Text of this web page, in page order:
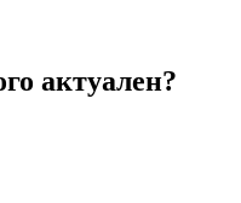
актуален?